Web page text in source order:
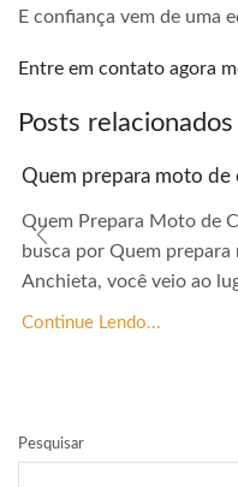
E confiança vem de uma
Entre em contato agora
Posts relacionados
Quem prepara moto de
Quem Prepara Moto de
busca por Quem
Anchieta, você veio ao
Continue Lendo...
Pesquisar